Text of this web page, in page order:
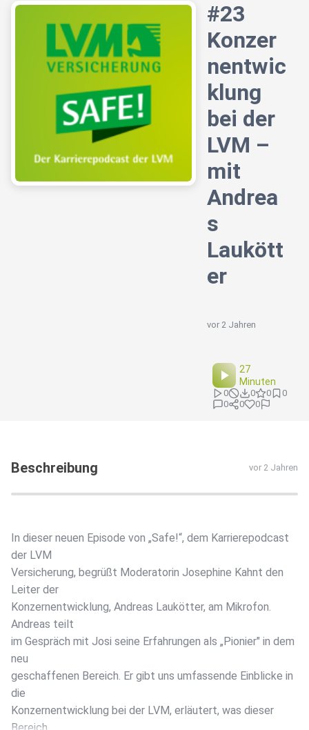
#23
Konzer
nentwic
klung
bei der
LVM –
mit
Andrea
s
Laukött
er
vor 2 Jahren
27
Minuten
0 0 0
0
0
0 0
Beschreibung vor 2 Jahren
In dieser neuen Episode von „Safe!“, dem Karrierepodcast
der LVM
Versicherung, begrüßt Moderatorin Josephine Kahnt den
Leiter der
Konzernentwicklung, Andreas Laukötter, am Mikrofon.
Andreas teilt
im Gespräch mit Josi seine Erfahrungen als „Pionier" in dem
neu
geschaffenen Bereich. Er gibt uns umfassende Einblicke in
die
Konzernentwicklung bei der LVM, erläutert, was dieser